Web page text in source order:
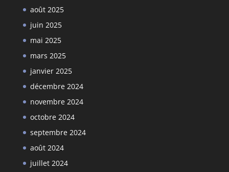
août 2025
juin 2025
mai 2025
mars 2025
janvier 2025
décembre 2024
novembre 2024
octobre 2024
septembre 2024
août 2024
juillet 2024